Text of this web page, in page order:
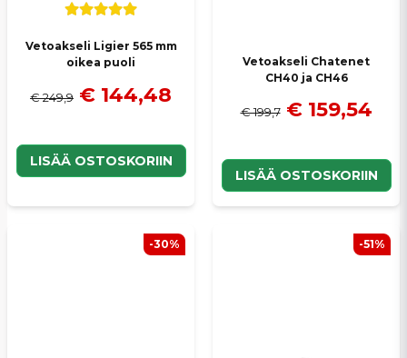
Vetoakseli Ligier 565 mm
oikea puoli
€ 249,9 € 144,48
LISÄÄ OSTOSKORIIN
Vetoakseli Chatenet
CH40 ja CH46
€ 199,7 € 159,54
LISÄÄ OSTOSKORIIN
-30% -51%